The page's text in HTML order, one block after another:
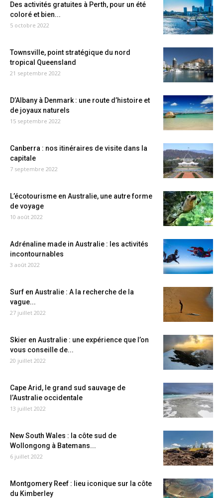
Des activités gratuites à Perth, pour un été
coloré et bien...
5 octobre 2022
Townsville, point stratégique du nord
tropical Queensland
21 septembre 2022
D’Albany à Denmark : une route d’histoire et
de joyaux naturels
15 septembre 2022
Canberra : nos itinéraires de visite dans la
capitale
7 septembre 2022
L’écotourisme en Australie, une autre forme
de voyage
10 août 2022
Adrénaline made in Australie : les activités
incontournables
3 août 2022
Surf en Australie : A la recherche de la
vague...
27 juillet 2022
Skier en Australie : une expérience que l’on
vous conseille de...
20 juillet 2022
Cape Arid, le grand sud sauvage de
l’Australie occidentale
13 juillet 2022
New South Wales : la côte sud de
Wollongong à Batemans...
6 juillet 2022
Montgomery Reef : lieu iconique sur la côte
du Kimberley